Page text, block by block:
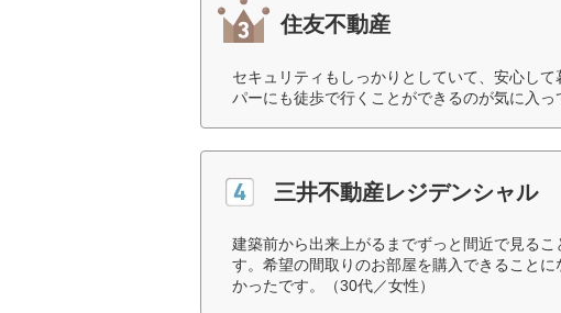
住友不動産
セキュリティもしっかりとしていて、安心し
パーにも徒歩で行くことができるのが気に入っ
三井不動産レジデンシャル
建築前から出来上がるまでずっと間近で見る
す。希望の間取りのお部屋を購入できること
かったです。（30代／女性）